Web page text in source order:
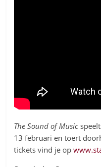
The Sound of Music
13 februari en toert
tickets vind je op